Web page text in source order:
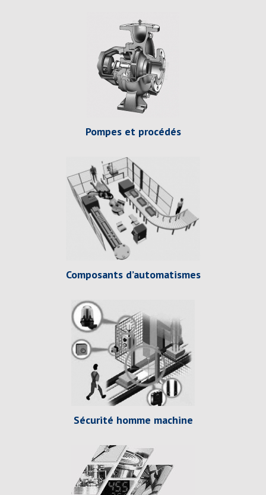
Pompes et procédés
Composants d’automatismes
Sécurité homme machine